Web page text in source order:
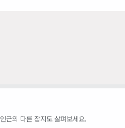
인근의 다른 장지도 살펴보세요.